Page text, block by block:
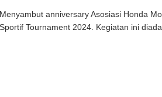
anniversary Asosiasi Honda
Tournament 2024. Kegiatan ini